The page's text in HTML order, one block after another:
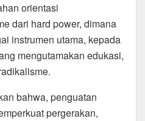
orientasi
dari hard power, dimana
instrumen utama, kepada
mengutamakan edukasi,
bahwa, penguatan
pergerakan,